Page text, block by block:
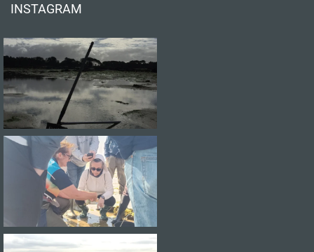
INSTAGRAM